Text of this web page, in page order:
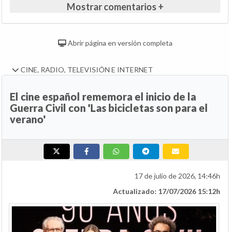
Mostrar comentarios +
Abrir página en versión completa
CINE, RADIO, TELEVISIÓN E INTERNET
El cine español rememora el inicio de la
Guerra Civil con 'Las bicicletas son para el
verano'
17 de julio de 2026, 14:46h
Actualizado: 17/07/2026 15:12h